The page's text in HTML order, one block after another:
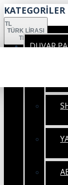
KATEGORİLER
TL
TÜRK LIRASI
TRY
DUVAR